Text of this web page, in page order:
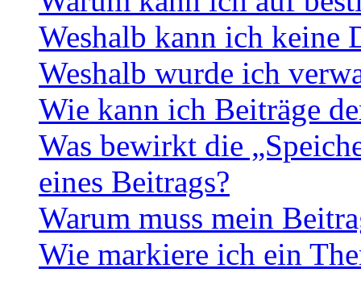
Weshalb kann ich keine
Weshalb wurde ich
Wie kann ich Beiträge
Was bewirkt die
eines Beitrags?
Warum muss mein
Wie markiere ich ein